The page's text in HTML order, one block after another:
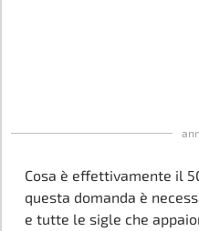
Cosa è effettivamente il
questa domanda è
e tutte le sigle che